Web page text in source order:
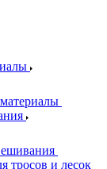
тросов и лесок